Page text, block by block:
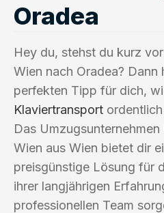
Oradea
Hey du, stehst du kurz
Wien nach Oradea? Dann
perfekten Tipp für dich,
Klaviertransport
Das
Wien aus Wien bietet dir
preisgünstige Lösung für
ihrer langjährigen
professionellen Team